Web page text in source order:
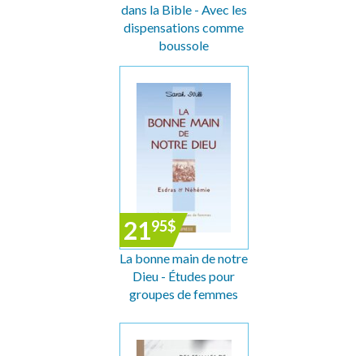
dans la Bible - Avec les
dispensations comme
boussole
2195$
La bonne main de notre
Dieu - Études pour
groupes de femmes